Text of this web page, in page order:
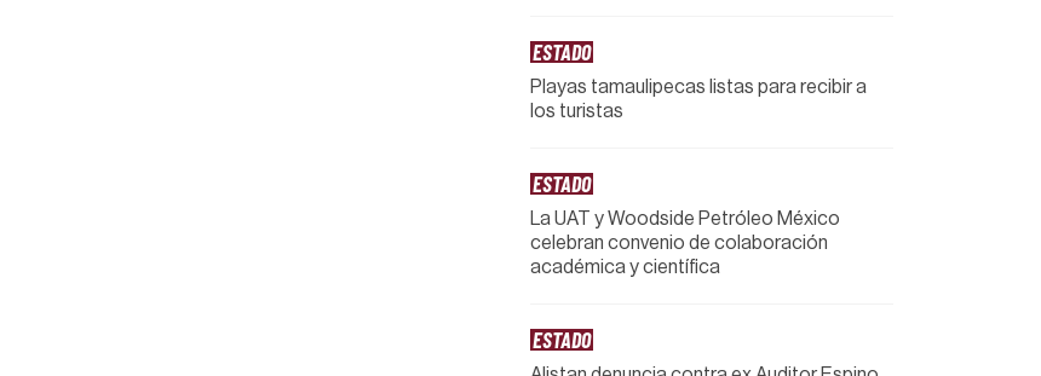
ESTADO
Playas tamaulipecas listas para recibir a
los turistas
ESTADO
La UAT y Woodside Petróleo México
celebran convenio de colaboración
académica y científica
ESTADO